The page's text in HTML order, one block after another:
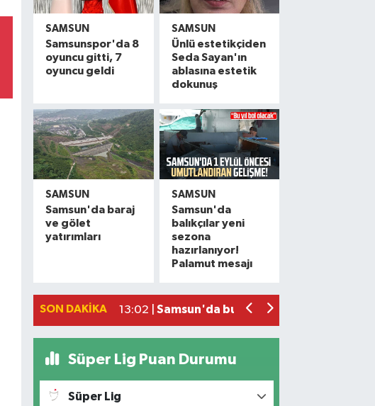
SAMSUN
Samsunspor'da 8
oyuncu gitti, 7
oyuncu geldi
SAMSUN
Ünlü estetikçiden
Seda Sayan'ın
ablasına estetik
dokunuş
SAMSUN
Samsun'da baraj
ve gölet
yatırımları
SAMSUN
Samsun'da
balıkçılar yeni
sezona
hazırlanıyor!
Palamut mesajı
SON DAKIKA
Atakum'da denize girenlere önemli
Dron saldırısında Türk mürettebatın
Samsun'da 1 ton 160 litre kaçak etil
13:02 | Samsun'da buğday yüklü traktör
Süper Lig Puan Durumu
Süper Lig